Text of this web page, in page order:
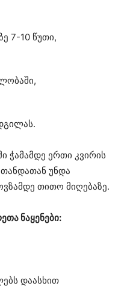
7-10 წუთი,
ჭამამდე ერთი კვირის
უნდა
თითო მიღებაზე.
ნაყენები:
დაასხით